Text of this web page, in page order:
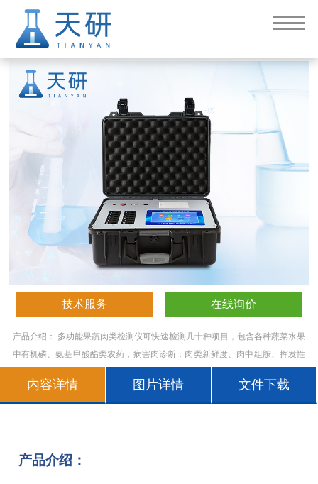
蔬菜水果肉类检测仪
技术服务 在线询价
产品介绍： 多功能果蔬肉类检测仪可快速检测几十种项目，包含各种蔬菜水果
中有机磷、氨基甲酸酯类农药，病害肉诊断：肉类新鲜度、肉中组胺、挥发性
类检测仪为集成化肉品安全快速检测分析设备，广泛应用于各类商超、批发市
内容详情 图片详情 文件下载
产品介绍：